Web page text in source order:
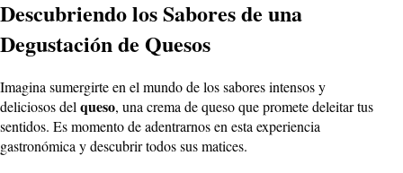
Descubriendo los Sabores de una
Degustación de Quesos
Imagina sumergirte en el mundo de los sabores intensos y
deliciosos del queso, una crema de queso que promete deleitar tus
sentidos. Es momento de adentrarnos en esta experiencia
gastronómica y descubrir todos sus matices.